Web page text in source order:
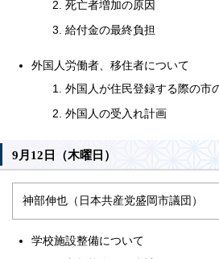
死亡者増加の原因
給付金の最終負担
外国人労働者、移住者について
外国人が住民登録する際の市
外国人の受入れ計画
9月12日（木曜日）
神部伸也（日本共産党盛岡市議団）
学校施設整備について